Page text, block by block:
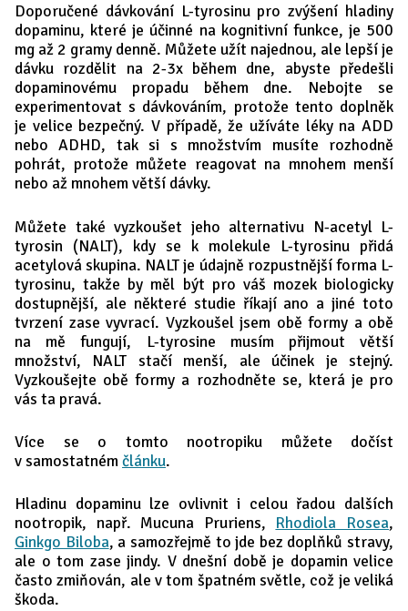
Doporučené dávkování L-tyrosinu pro zvýšení hladiny
dopaminu, které je účinné na kognitivní funkce, je 500
mg až 2 gramy denně. Můžete užít najednou, ale lepší je
dávku rozdělit na 2-3x během dne, abyste předešli
dopaminovému propadu během dne. Nebojte se
experimentovat s dávkováním, protože tento doplněk
je velice bezpečný. V případě, že užíváte léky na ADD
nebo ADHD, tak si s množstvím musíte rozhodně
pohrát, protože můžete reagovat na mnohem menší
nebo až mnohem větší dávky.
Můžete také vyzkoušet jeho alternativu N-acetyl L-
tyrosin (NALT), kdy se k molekule L-tyrosinu přidá
acetylová skupina. NALT je údajně rozpustnější forma L-
tyrosinu, takže by měl být pro váš mozek biologicky
dostupnější, ale některé studie říkají ano a jiné toto
tvrzení zase vyvrací. Vyzkoušel jsem obě formy a obě
na mě fungují, L-tyrosine musím přijmout větší
množství, NALT stačí menší, ale účinek je stejný.
Vyzkoušejte obě formy a rozhodněte se, která je pro
vás ta pravá.
Více se o tomto nootropiku můžete dočíst
v samostatnémčlánku.
Hladinu dopaminu lze ovlivnit i celou řadou dalších
nootropik, např. Mucuna Pruriens, Rhodiola Rosea,
Ginkgo Biloba, a samozřejmě to jde bez doplňků stravy,
ale o tom zase jindy. V dnešní době je dopamin velice
často zmiňován, ale v tom špatném světle, což je veliká
škoda.